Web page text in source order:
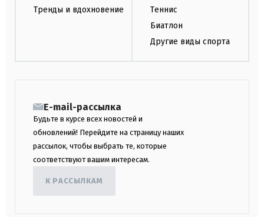
Тренды и вдохновение
Теннис
Биатлон
Другие виды спорта
E-mail-рассылка
Будьте в курсе всех новостей и
обновлений! Перейдите на страницу наших
рассылок, чтобы выбрать те, которые
соответствуют вашим интересам.
К РАССЫЛКАМ